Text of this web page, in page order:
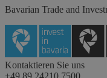
Bavarian Trade and
Kontaktieren Sie uns